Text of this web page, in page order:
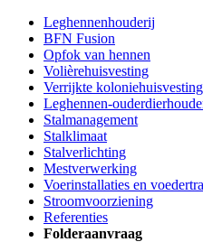
Leghennenhouderij
BFN Fusion
Opfok van hennen
Volièrehuisvesting
Verrijkte koloniehuisvesting
Leghennen-
Stalmanagement
Stalklimaat
Stalverlichting
Mestverwerking
Voerinstallaties en
Stroomvoorziening
Referenties
Folderaanvraag